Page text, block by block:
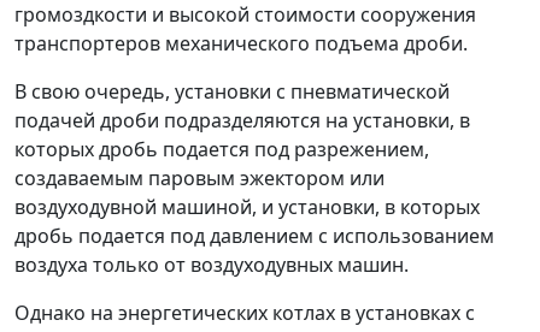
громоздкости и высокой стоимости сооружения
транспортеров механического подъема дроби.
В свою очередь, установки с пневматической
подачей дроби подразделяются на установки, в
которых дробь подается под разрежением,
создаваемым паровым эжектором или
воздуходувной машиной, и установки, в которых
дробь подается под давлением с использованием
воздуха только от воздуходувных машин.
Однако на энергетических котлах в установках с